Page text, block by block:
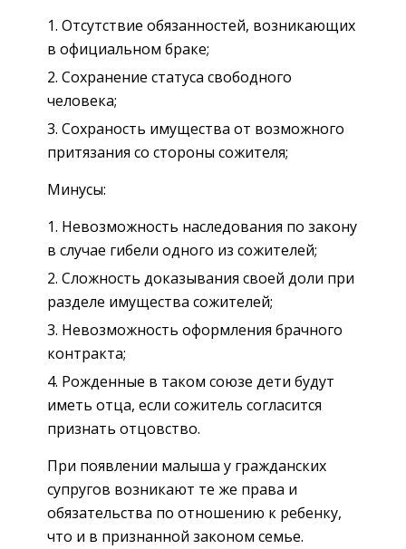
Отсутствие обязанностей, возникающих
в официальном браке;
Сохранение статуса свободного
человека;
Сохраность имущества от возможного
притязания со стороны сожителя;
Минусы:
Невозможность наследования по закону
в случае гибели одного из сожителей;
Сложность доказывания своей доли при
разделе имущества сожителей;
Невозможность оформления брачного
контракта;
Рожденные в таком союзе дети будут
иметь отца, если сожитель согласится
признать отцовство.
При появлении малыша у гражданских
супругов возникают те же права и
обязательства по отношению к ребенку,
что и в признанной законом семье.